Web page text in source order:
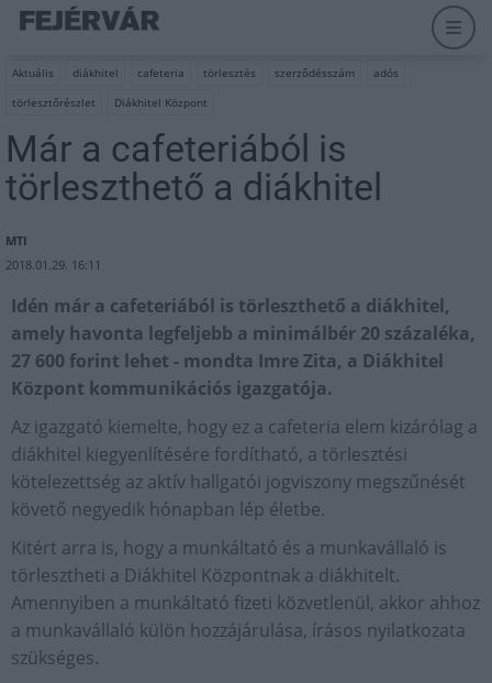
Aktuális diákhitel cafeteria törlesztés szerződésszám
adós
törlesztőrészlet
Diákhitel Központ
Már a cafeteriából is
törleszthető a diákhitel
MTI
2018.01.29. 16:11
Idén már a cafeteriából is törleszthető a diákhitel,
amely havonta legfeljebb a minimálbér 20 százaléka,
27 600 forint lehet - mondta Imre Zita, a Diákhitel
Központ kommunikációs igazgatója.
Az igazgató kiemelte, hogy ez a cafeteria elem kizárólag a
diákhitel kiegyenlítésére fordítható, a törlesztési
kötelezettség az aktív hallgatói jogviszony megszűnését
követő negyedik hónapban lép életbe.
Kitért arra is, hogy a munkáltató és a munkavállaló is
törlesztheti a Diákhitel Központnak a diákhitelt.
Amennyiben a munkáltató fizeti közvetlenül, akkor ahhoz
a munkavállaló külön hozzájárulása, írásos nyilatkozata
szükséges.